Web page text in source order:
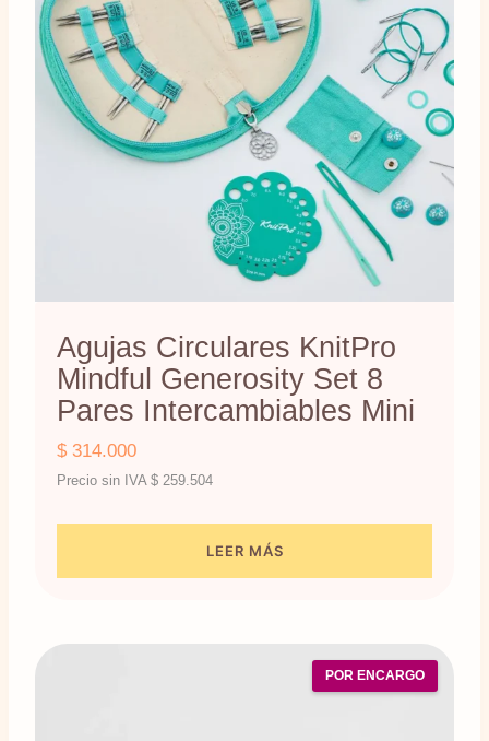
Agujas Circulares KnitPro
Mindful Generosity Set 8
Pares Intercambiables Mini
$ 314.000
Precio sin IVA $ 259.504
LEER MÁS
POR ENCARGO